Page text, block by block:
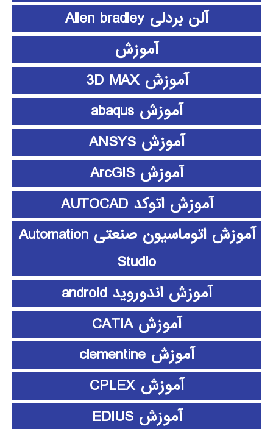
آلن بردلی Allen bradley
آموزش
آموزش 3D MAX
آموزش abaqus
آموزش ANSYS
آموزش ArcGIS
آموزش اتوکد AUTOCAD
آموزش اتوماسیون صنعتی Automation
Studio
آموزش اندوروید android
آموزش CATIA
آموزش clementine
آموزش CPLEX
آموزش EDIUS